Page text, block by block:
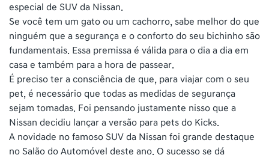
especial de SUV da Nissan.
Se você tem um gato ou um cachorro, sabe melhor do que
ninguém que a segurança e o conforto do seu bichinho são
fundamentais. Essa premissa é válida para o dia a dia em
casa e também para a hora de passear.
É preciso ter a consciência de que, para viajar com o seu
pet, é necessário que todas as medidas de segurança
sejam tomadas. Foi pensando justamente nisso que a
Nissan decidiu lançar a versão para pets do Kicks.
A novidade no famoso SUV da Nissan foi grande destaque
no Salão do Automóvel deste ano. O sucesso se dá